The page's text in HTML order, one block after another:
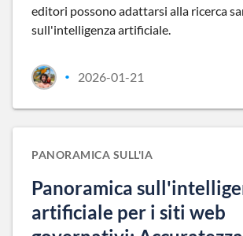
editori possono adattarsi alla ricerca
sull'intelligenza artificiale.
• 2026-01-21
PANORAMICA SULL'IA
Panoramica
artificiale per i siti web